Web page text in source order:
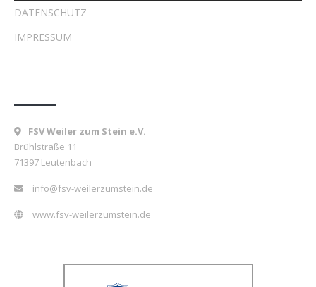
DATENSCHUTZ
IMPRESSUM
FSV Weiler zum Stein e.V.
Brühlstraße 11
71397 Leutenbach
info@fsv-weilerzumstein.de
www.fsv-weilerzumstein.de